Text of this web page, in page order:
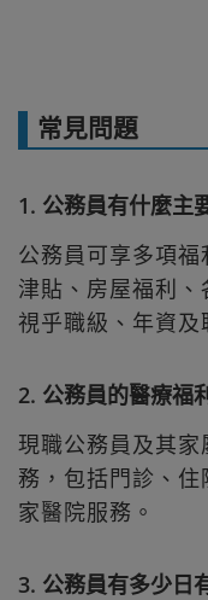
常見問題
1. 公務員有什麼主
公務員可享多項
津貼、房屋福利、
視乎職級、年資及
2. 公務員的醫療福
現職公務員及其
務，包括門診、
家醫院服務。
3. 公務員有多少日